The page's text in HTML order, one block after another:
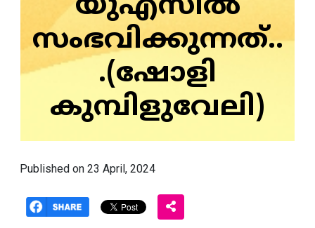
യുഎസിൽ
സംഭവിക്കുന്നത്..
.(ഷോളി
കുമ്പിളുവേലി)
Published on 23 April, 2024